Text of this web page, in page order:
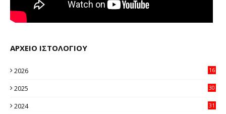
ΑΡΧΕΙΟ ΙΣΤΟΛΟΓΙΟΥ
2026
16
2025
30
2024
31